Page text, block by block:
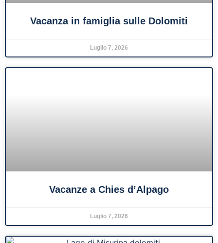
Vacanza in famiglia sulle Dolomiti
Luglio 7, 2026
Vacanze a Chies d’Alpago
Luglio 7, 2026